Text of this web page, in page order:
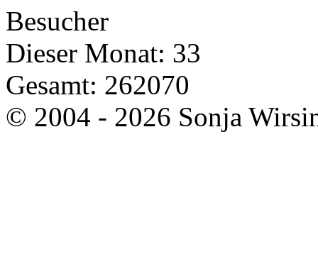
Besucher
Dieser Monat: 33
Gesamt: 262070
© 2004 - 2026 Sonja